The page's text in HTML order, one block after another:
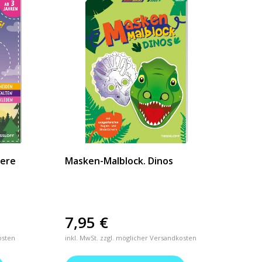
Masken-Malblock. Dinos
7,95 €
inkl. MwSt. zzgl. möglicher Versandkosten